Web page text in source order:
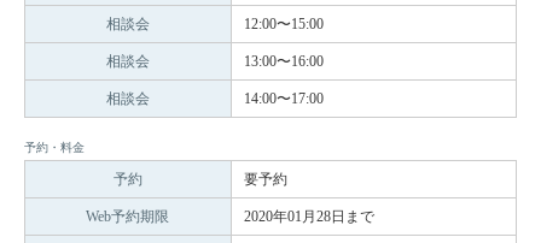
相談会 12:00〜15:00
相談会 13:00〜16:00
相談会 14:00〜17:00
予約・料金
予約 要予約
Web予約期限 2020年01月28日まで